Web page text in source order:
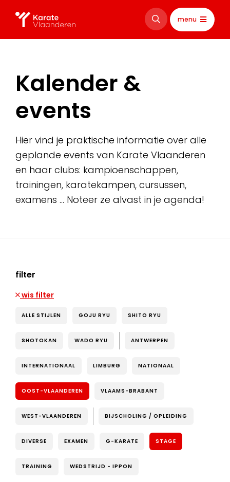
menu
Kalender &
events
Hier vind je praktische informatie over alle
geplande events van Karate Vlaanderen
en haar clubs: kampioenschappen,
trainingen, karatekampen, cursussen,
examens … Noteer ze alvast in je agenda!
filter
wis filter
ALLE STIJLEN GOJU RYU SHITO RYU
SHOTOKAN WADO RYU ANTWERPEN
INTERNATIONAAL LIMBURG NATIONAAL
OOST-VLAANDEREN VLAAMS-BRABANT
WEST-VLAANDEREN BIJSCHOLING / OPLEIDING
DIVERSE EXAMEN G-KARATE STAGE
TRAINING WEDSTRIJD - IPPON